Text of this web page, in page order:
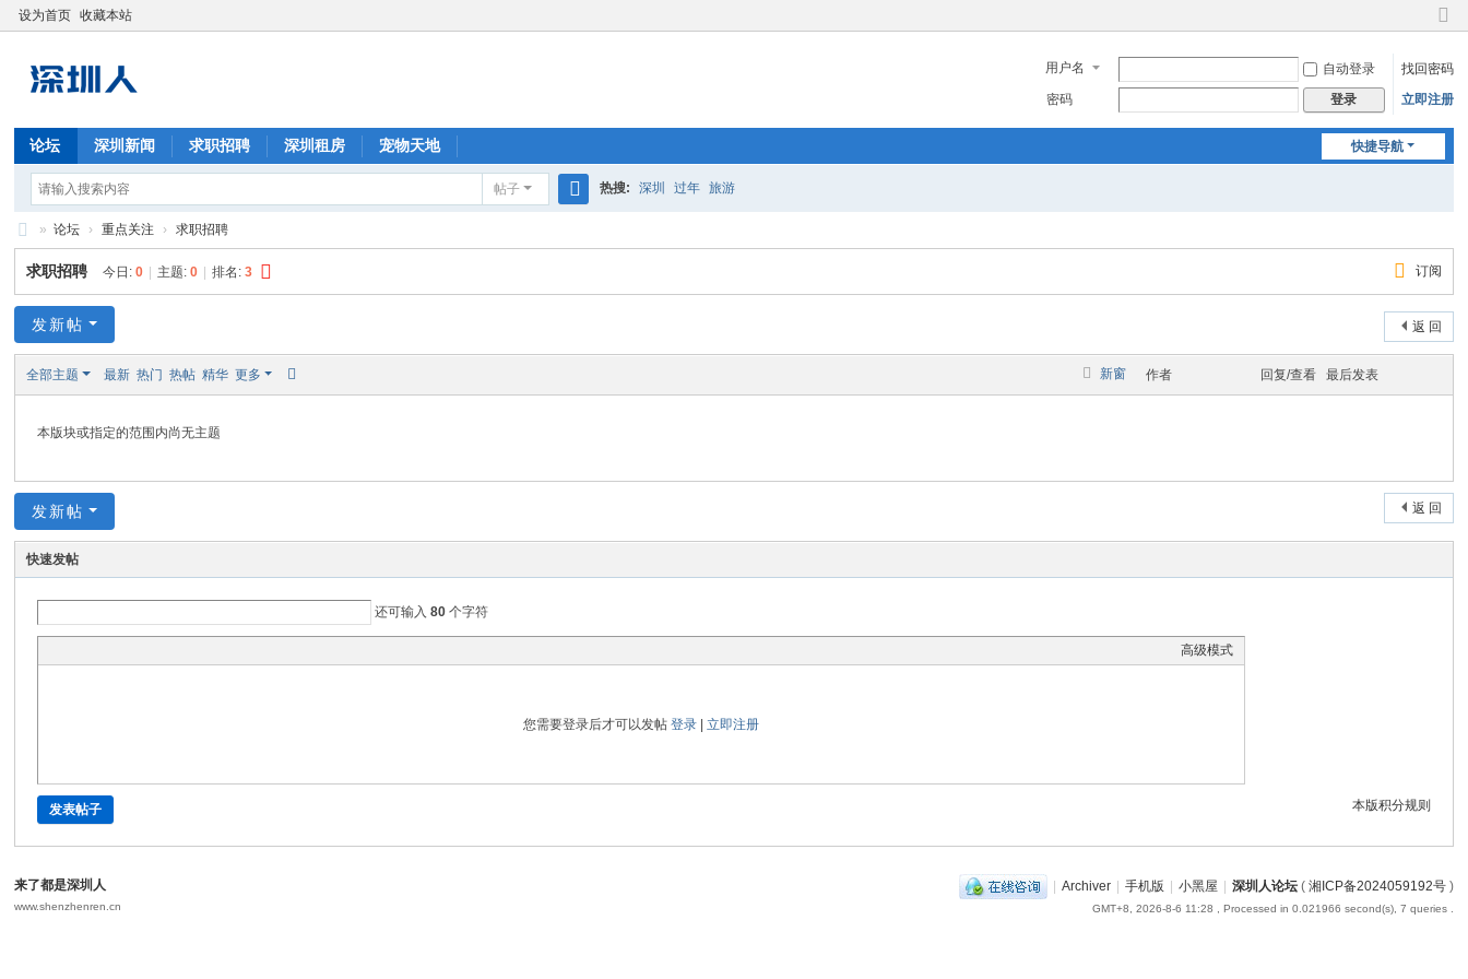
设为首页 收藏本站
切
到
窄
用户名 自动登录
找回密码
密码
登录 立即注册
快捷导航
论坛 深圳新闻 求职招聘 深圳租房 宠物天地
帖子
索
热搜: 深圳 过年 旅游
深
圳
人
» 论坛 › 重点关注 › 求职招聘
订阅
求职招聘 今日:0 主题:0 排名:3
返 回
发新帖
新窗
全部主题 最新 热门 热帖 精华 更多 作者 回复/查看 最后发表
本版块或指定的范围内尚无主题
返 回
发新帖
快速发帖
还可输入80 个字符
高级模式
您需要登录后才可以发帖 登录| 立即注册
本版积分规则
发表帖子
| Archiver | 手机版 | 小黑屋 | 深圳人论坛( 湘ICP备2024059192号)
GMT+8, 2026-8-6 11:28 , Processed in 0.021966 second(s), 7 queries .
来了都是深圳人
www.shenzhenren.cn